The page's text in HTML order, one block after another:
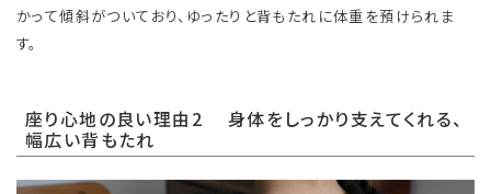
かって傾斜がついており、ゆったりと背もたれに体重を預けられま
す。
座り心地の良い理由2 身体をしっかり支えてくれる、
幅広い背もたれ